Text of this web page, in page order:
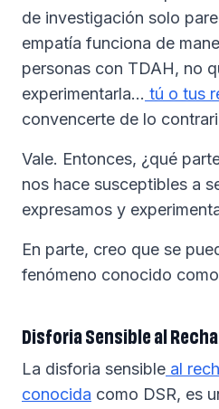
de investigación solo
empatía funciona de
personas con TDAH, no
experimentarla... tú o tus
convencerte de lo
Vale. Entonces, ¿qué
nos hace susceptibles a
expresamos y
En parte, creo que se
fenómeno conocido
Disforia Sensible al
La disforia sensible al
conocida como DSR, es